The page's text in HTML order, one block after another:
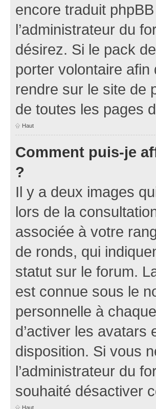
encore traduit
l’administrateur du
désirez. Si le pack
porter volontaire
rendre sur le site de
de toutes les pages
Haut
Comment puis-je
?
Il y a deux images
lors de la
associée à votre
de ronds, qui
statut sur le forum.
est connue sous le
personnelle à
d’activer les avatars
disposition. Si vous
l’administrateur du
souhaité désactiver
Haut